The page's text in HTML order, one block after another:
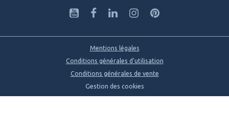
Mentions légales
Conditions générales d'utilisation
Conditions générales de vente
Gestion des cookies